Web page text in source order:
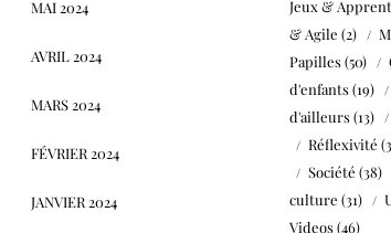
MAI 2024
AVRIL 2024
MARS 2024
FÉVRIER 2024
JANVIER 2024
Jeux &
& Agile (2)
Papilles(50)
d'enfants(19)
d'ailleurs(13)
Réflexivité
Société (38)
culture (31)
Videos(46)